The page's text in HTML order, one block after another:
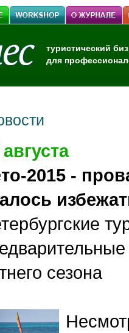
туристический
для
2015 -
сезона